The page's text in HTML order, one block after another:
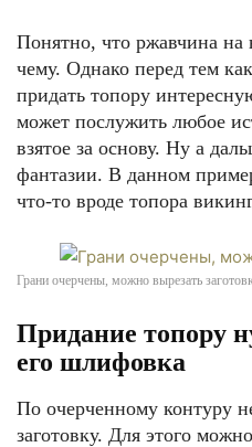
Понятно, что ржавчина
чему. Однако перед тем
придать топору
может послужить любое
взятое за основу. Ну а
фантазии. В данном
что-то вроде топора
Грани очерчены, можно вырезать
Придание топору
его шлифовка
По очерченному контуру
заготовку. Для этого